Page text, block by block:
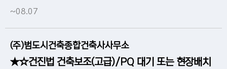
~08.07
(주)범도시건축종합건축사사무소
★☆건진법 건축보조(고급)/PQ 대기 또는 현장배치